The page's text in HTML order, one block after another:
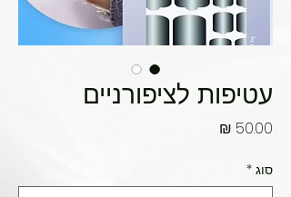
עטיפות לציפורניים
סוג *